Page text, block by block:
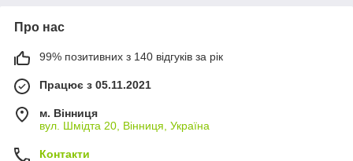
Про нас
99% позитивних з 140 відгуків за рік
Працює з 05.11.2021
м. Вінниця
вул. Шмідта 20, Вінниця, Україна
Контакти